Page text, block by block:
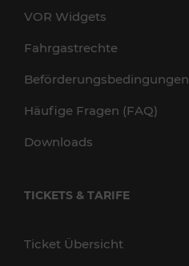
VOR Widgets
Fahrgastrechte
Beförderungsbedingungen
Häufige Fragen (FAQ)
Downloads
TICKETS & TARIFE
Ticket Übersicht